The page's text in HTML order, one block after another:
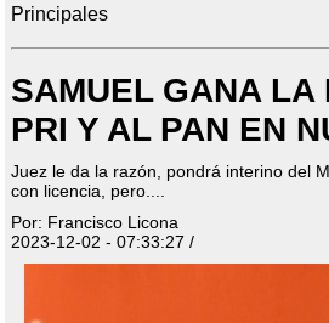
Principales
SAMUEL GANA LA
PRI Y AL PAN EN
Juez le da la razón, pondrá interino del
con licencia, pero....
Por: Francisco Licona
2023-12-02 - 07:33:27 /